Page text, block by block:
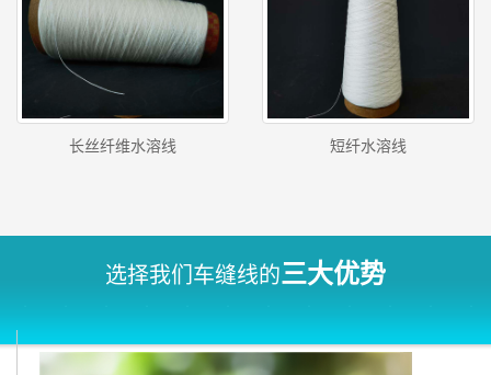
长丝纤维水溶线 短纤水溶线
选择我们车缝线的三大优势